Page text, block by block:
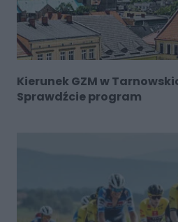
Kierunek GZM w
Sprawdźcie program